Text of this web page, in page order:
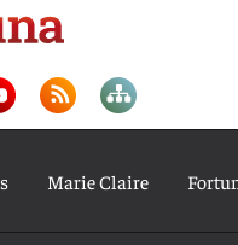
Marie Claire